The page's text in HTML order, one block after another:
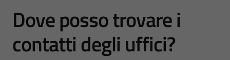
Dove posso trovare i
contatti degli uffici?